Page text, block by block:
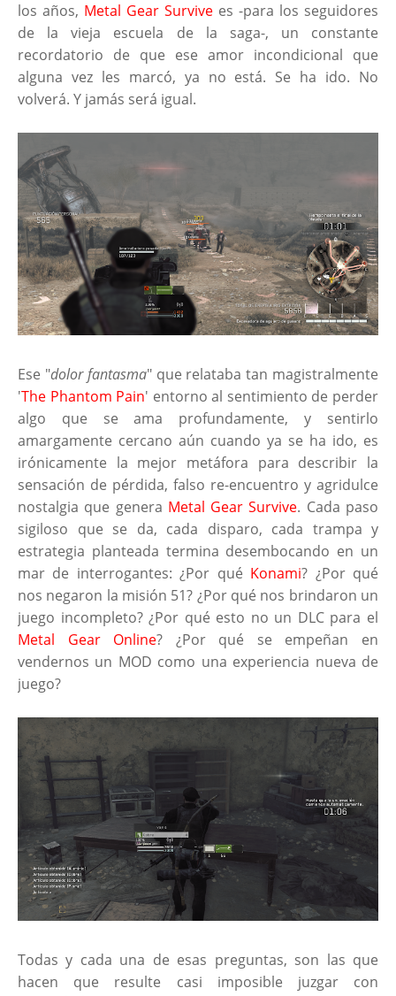
los años, Metal Gear Survive es -para los seguidores
de la vieja escuela de la saga-, un constante
recordatorio de que ese amor incondicional que
alguna vez les marcó, ya no está. Se ha ido. No
volverá. Y jamás será igual.
Ese "dolor fantasma" que relataba tan magistralmente
'The Phantom Pain' entorno al sentimiento de perder
algo que se ama profundamente, y sentirlo
amargamente cercano aún cuando ya se ha ido, es
irónicamente la mejor metáfora para describir la
sensación de pérdida, falso re-encuentro y agridulce
nostalgia que genera Metal Gear Survive. Cada paso
sigiloso que se da, cada disparo, cada trampa y
estrategia planteada termina desembocando en un
mar de interrogantes: ¿Por qué Konami? ¿Por qué
nos negaron la misión 51? ¿Por qué nos brindaron un
juego incompleto? ¿Por qué esto no un DLC para el
Metal Gear Online? ¿Por qué se empeñan en
vendernos un MOD como una experiencia nueva de
juego?
Todas y cada una de esas preguntas, son las que
hacen que resulte casi imposible juzgar con